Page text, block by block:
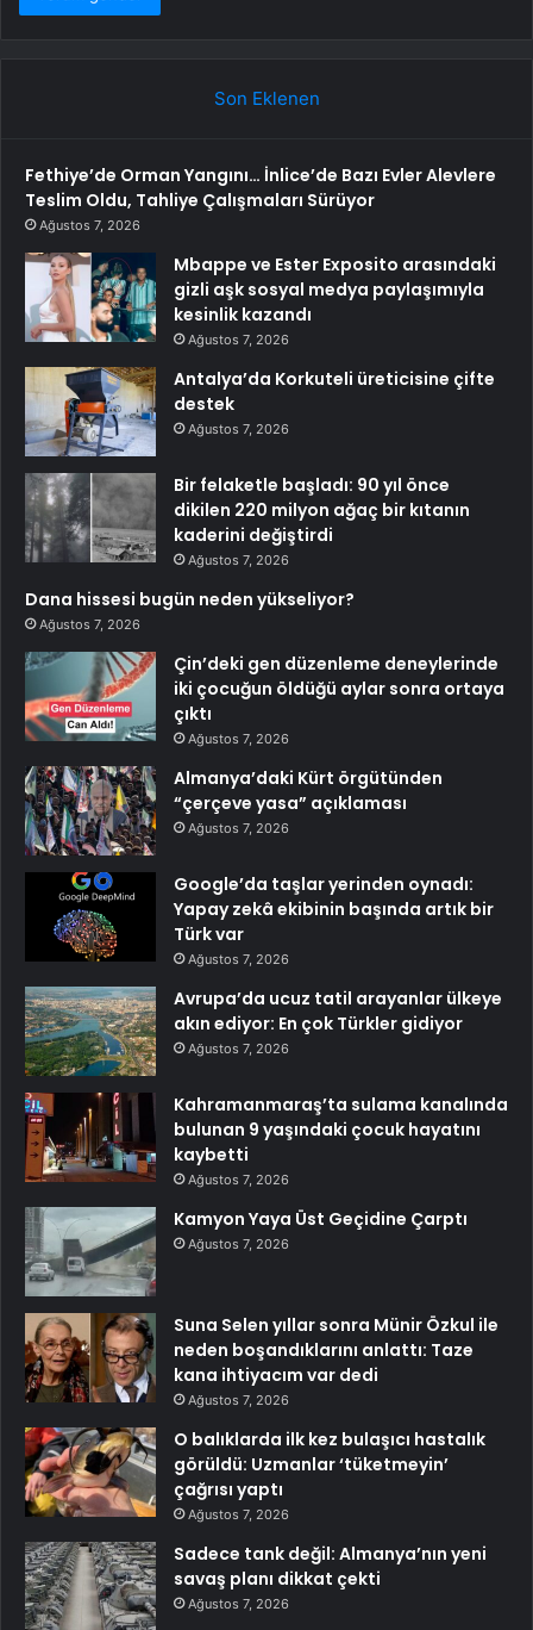
Son Eklenen
Fethiye’de Orman Yangını… İnlice’de Bazı Evler Alevlere
Teslim Oldu, Tahliye Çalışmaları Sürüyor
Ağustos 7, 2026
Mbappe ve Ester Exposito arasındaki
gizli aşk sosyal medya paylaşımıyla
kesinlik kazandı
Ağustos 7, 2026
Antalya’da Korkuteli üreticisine çifte
destek
Ağustos 7, 2026
Bir felaketle başladı: 90 yıl önce
dikilen 220 milyon ağaç bir kıtanın
kaderini değiştirdi
Ağustos 7, 2026
Dana hissesi bugün neden yükseliyor?
Ağustos 7, 2026
Çin’deki gen düzenleme deneylerinde
iki çocuğun öldüğü aylar sonra ortaya
çıktı
Ağustos 7, 2026
Almanya’daki Kürt örgütünden
“çerçeve yasa” açıklaması
Ağustos 7, 2026
Google’da taşlar yerinden oynadı:
Yapay zekâ ekibinin başında artık bir
Türk var
Ağustos 7, 2026
Avrupa’da ucuz tatil arayanlar ülkeye
akın ediyor: En çok Türkler gidiyor
Ağustos 7, 2026
Kahramanmaraş’ta sulama kanalında
bulunan 9 yaşındaki çocuk hayatını
kaybetti
Ağustos 7, 2026
Kamyon Yaya Üst Geçidine Çarptı
Ağustos 7, 2026
Suna Selen yıllar sonra Münir Özkul ile
neden boşandıklarını anlattı: Taze
kana ihtiyacım var dedi
Ağustos 7, 2026
O balıklarda ilk kez bulaşıcı hastalık
görüldü: Uzmanlar ‘tüketmeyin’
çağrısı yaptı
Ağustos 7, 2026
Sadece tank değil: Almanya’nın yeni
savaş planı dikkat çekti
Ağustos 7, 2026